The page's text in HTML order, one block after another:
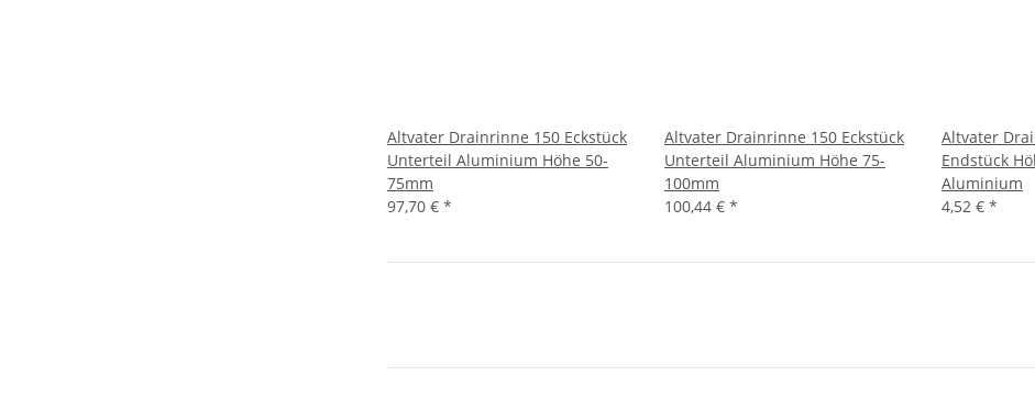
Altvater Drainrinne 150 Eckstück
Unterteil Aluminium Höhe 50-
75mm
97,70 € *
Altvater Drainrinne 150 Eckstück
Unterteil Aluminium Höhe 75-
100mm
100,44 € *
Altvater
Endstück
Aluminium
4,52 € *